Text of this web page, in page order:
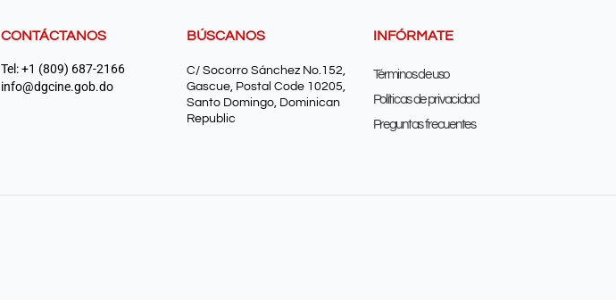
CONTÁCTANOS
Tel: +1 (809) 687-2166
info@dgcine.gob.do
BÚSCANOS
C/ Socorro Sánchez No.152,
Gascue, Postal Code 10205,
Santo Domingo, Dominican
Republic
INFÓRMATE
Términos de uso
Políticas de privacidad
Preguntas frecuentes